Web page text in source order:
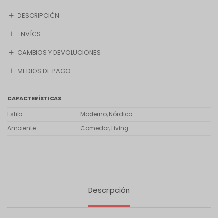
DESCRIPCIÓN
ENVÍOS
CAMBIOS Y DEVOLUCIONES
MEDIOS DE PAGO
CARACTERÍSTICAS
Estilo
Moderno, Nórdico
Ambiente
Comedor, Living
Descripción